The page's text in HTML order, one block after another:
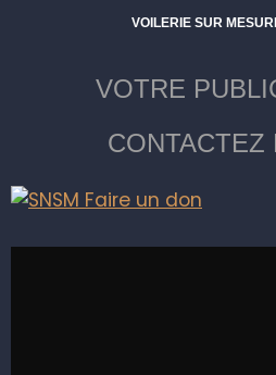
VOILERIE SUR
VOTRE
CONTACTEZ